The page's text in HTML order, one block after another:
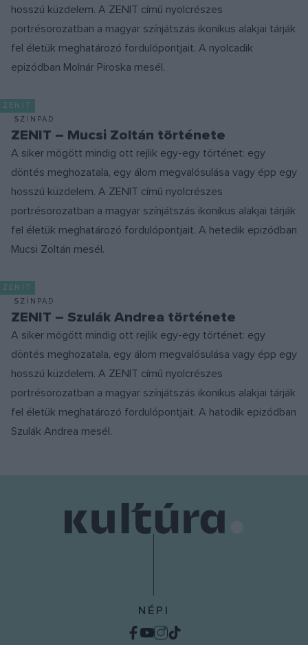
hosszú küzdelem. A ZENIT című nyolcrészes
portrésorozatban a magyar színjátszás ikonikus alakjai tárják
fel életük meghatározó fordulópontjait. A nyolcadik
epizódban Molnár Piroska mesél.
ZENIT
SZÍNPAD
ZENIT – Mucsi Zoltán története
A siker mögött mindig ott rejlik egy-egy történet: egy
döntés meghozatala, egy álom megvalósulása vagy épp egy
hosszú küzdelem. A ZENIT című nyolcrészes
portrésorozatban a magyar színjátszás ikonikus alakjai tárják
fel életük meghatározó fordulópontjait. A hetedik epizódban
Mucsi Zoltán mesél.
ZENIT
SZÍNPAD
ZENIT – Szulák Andrea története
A siker mögött mindig ott rejlik egy-egy történet: egy
döntés meghozatala, egy álom megvalósulása vagy épp egy
hosszú küzdelem. A ZENIT című nyolcrészes
portrésorozatban a magyar színjátszás ikonikus alakjai tárják
fel életük meghatározó fordulópontjait. A hatodik epizódban
Szulák Andrea mesél.
NÉPI